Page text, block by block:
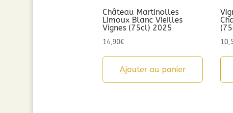
Château Martinolles
Limoux Blanc Vieilles
Vignes (75cl) 2025
14,90€
Ajouter au panier